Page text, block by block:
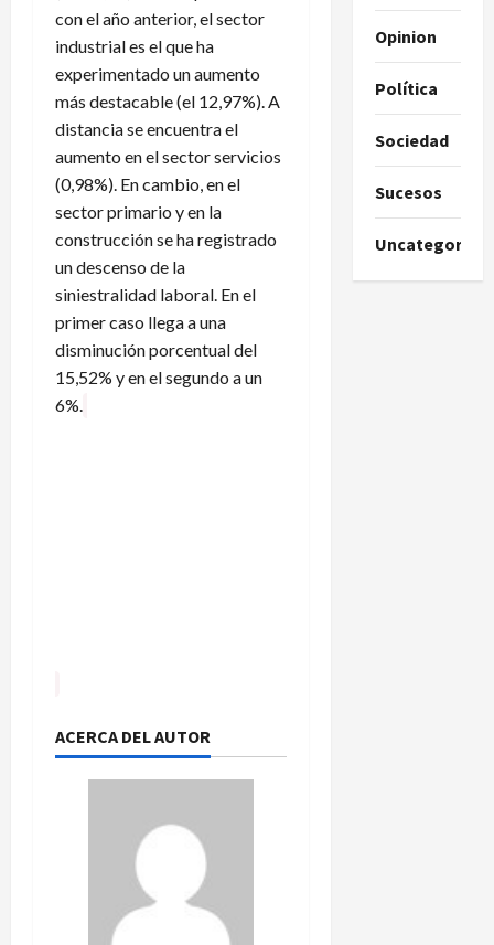
con el año anterior, el sector
industrial es el que ha
experimentado un aumento
más destacable (el 12,97%). A
distancia se encuentra el
aumento en el sector servicios
(0,98%). En cambio, en el
sector primario y en la
construcción se ha registrado
un descenso de la
siniestralidad laboral. En el
primer caso llega a una
disminución porcentual del
15,52% y en el segundo a un
6%.
ACERCA DEL AUTOR
Opinion
Política
Sociedad
Sucesos
Uncategorized